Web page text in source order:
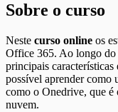
Sobre o curso
Neste curso online os
Office 365. Ao longo do
principais características
possível aprender como
como o Onedrive, que é
nuvem.